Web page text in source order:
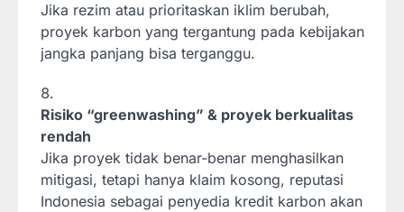
Jika rezim atau prioritaskan iklim berubah,
proyek karbon yang tergantung pada kebijakan
jangka panjang bisa terganggu.
Risiko “greenwashing” & proyek berkualitas
rendah
Jika proyek tidak benar-benar menghasilkan
mitigasi, tetapi hanya klaim kosong, reputasi
Indonesia sebagai penyedia kredit karbon akan